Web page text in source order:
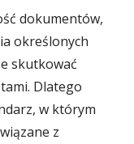
dokumentów,
określonych
skutkować
Dlatego
w którym
z